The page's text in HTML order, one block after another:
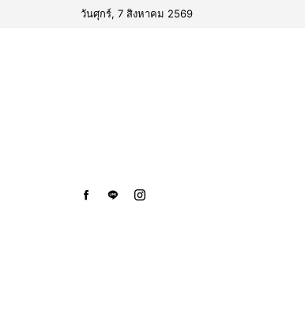
วันศุกร์, 7 สิงหาคม 2569